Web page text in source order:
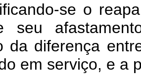
se o
seu
da diferença
em serviço, e a